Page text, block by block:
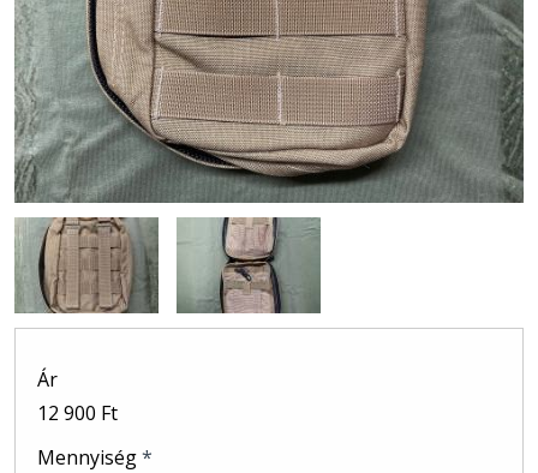
Ár
12 900 Ft
Mennyiség*